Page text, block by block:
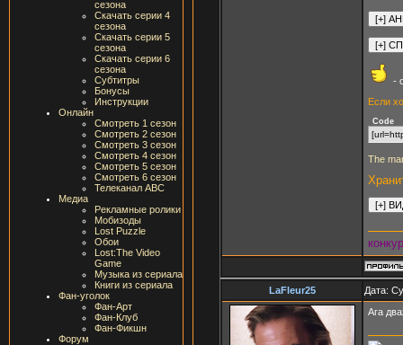
сезона
Скачать серии 4
сезона
Скачать серии 5
сезона
Скачать серии 6
сезона
Субтитры
Бонусы
Инструкции
Онлайн
Смотреть 1 сезон
Смотреть 2 сезон
Смотреть 3 сезон
Смотреть 4 сезон
Смотреть 5 сезон
Смотреть 6 сезон
Телеканал ABC
Медиа
Рекламные ролики
Мобизоды
Lost Puzzle
Обои
Lost:The Video
Game
Музыка из сериала
Книги из сериала
Фан-уголок
Фан-Арт
Фан-Клуб
Фан-Фикшн
Форум
-
Если
Code
The
LaFleur25 Дата:
Ага